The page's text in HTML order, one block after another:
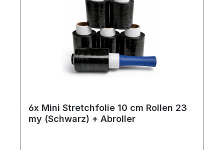
Sicherheit ✔ Beste Qualität für Profis
6x Mini Stretchfolie 10 cm Rollen 23
my (Schwarz) + Abroller